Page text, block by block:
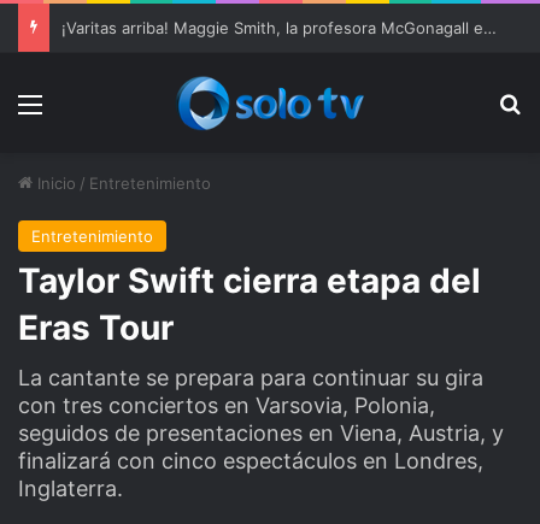
Menu
Inicio / Entretenimiento
Entretenimiento
Taylor Swift cierra etapa del
Eras Tour
La cantante se prepara para continuar su gira
con tres conciertos en Varsovia, Polonia,
seguidos de presentaciones en Viena, Austria, y
finalizará con cinco espectáculos en Londres,
Inglaterra.